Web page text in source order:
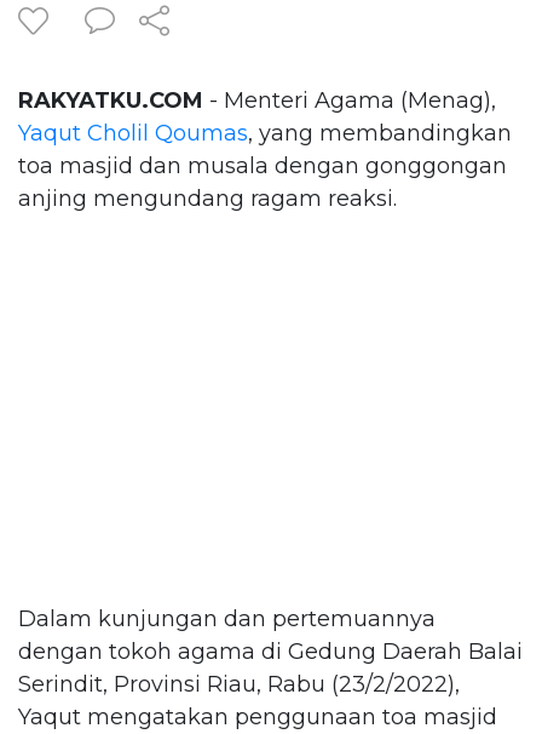
RAKYATKU.COM - Menteri Agama (Menag),
Yaqut Cholil Qoumas, yang membandingkan
toa masjid dan musala dengan gonggongan
anjing mengundang ragam reaksi.
Dalam kunjungan dan pertemuannya
dengan tokoh agama di Gedung Daerah Balai
Serindit, Provinsi Riau, Rabu (23/2/2022),
Yaqut mengatakan penggunaan toa masjid